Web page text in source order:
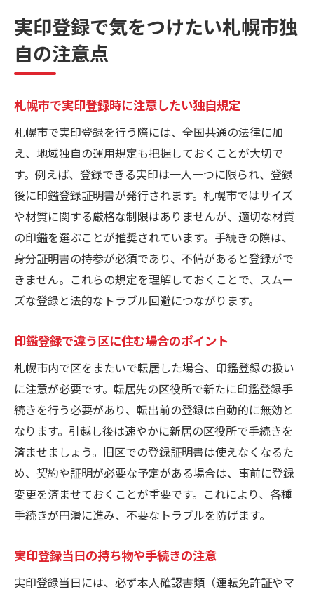
実印登録で気をつけたい札幌市独
自の注意点
札幌市で実印登録時に注意したい独自規定
札幌市で実印登録を行う際には、全国共通の法律に加
え、地域独自の運用規定も把握しておくことが大切で
す。例えば、登録できる実印は一人一つに限られ、登録
後に印鑑登録証明書が発行されます。札幌市ではサイズ
や材質に関する厳格な制限はありませんが、適切な材質
の印鑑を選ぶことが推奨されています。手続きの際は、
身分証明書の持参が必須であり、不備があると登録がで
きません。これらの規定を理解しておくことで、スムー
ズな登録と法的なトラブル回避につながります。
印鑑登録で違う区に住む場合のポイント
札幌市内で区をまたいで転居した場合、印鑑登録の扱い
に注意が必要です。転居先の区役所で新たに印鑑登録手
続きを行う必要があり、転出前の登録は自動的に無効と
なります。引越し後は速やかに新居の区役所で手続きを
済ませましょう。旧区での登録証明書は使えなくなるた
め、契約や証明が必要な予定がある場合は、事前に登録
変更を済ませておくことが重要です。これにより、各種
手続きが円滑に進み、不要なトラブルを防げます。
実印登録当日の持ち物や手続きの注意
実印登録当日には、必ず本人確認書類（運転免許証やマ